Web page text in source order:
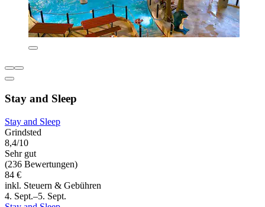
Stay and Sleep
Stay and Sleep
Grindsted
8,4/10
Sehr gut
(236 Bewertungen)
84 €
inkl. Steuern & Gebühren
4. Sept.–5. Sept.